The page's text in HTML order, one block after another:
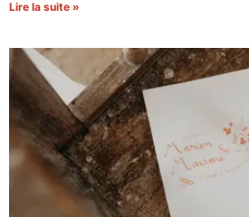
Lire la suite »